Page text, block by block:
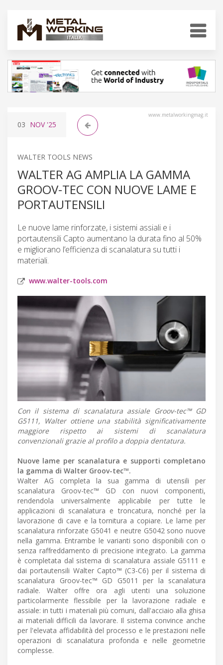
www.metalworkingmag.it
03 NOV'25
WALTER TOOLS NEWS
WALTER AG AMPLIA LA GAMMA
GROOV-TEC CON NUOVE LAME E
PORTAUTENSILI
Le nuove lame rinforzate, i sistemi assiali e i
portautensili Capto aumentano la durata fino al 50%
e migliorano l’efficienza di scanalatura su tutti i
materiali.
www.walter-tools.com
Con il sistema di scanalatura assiale Groov-tec™ GD
G5111, Walter ottiene una stabilità significativamente
maggiore rispetto ai sistemi di scanalatura
convenzionali grazie al profilo a doppia dentatura.
Nuove lame per scanalatura e supporti completano
la gamma di Walter Groov-tec™.
Walter AG completa la sua gamma di utensili per
scanalatura Groov-tec™ GD con nuovi componenti,
rendendola universalmente applicabile per tutte le
applicazioni di scanalatura e troncatura, nonché per la
lavorazione di cave e la tornitura a copiare. Le lame per
scanalatura rinforzate G5041 e neutre G5042 sono nuove
nella gamma. Entrambe le varianti sono disponibili con o
senza raffreddamento di precisione integrato. La gamma
è completata dal sistema di scanalatura assiale G5111 e
dai portautensili Walter Capto™ (C3-C6) per il sistema di
scanalatura Groov-tec™ GD G5011 per la scanalatura
radiale. Walter offre ora agli utenti una soluzione
particolarmente flessibile per la lavorazione radiale e
assiale: in tutti i materiali più comuni, dall'acciaio alla ghisa
ai materiali difficili da lavorare. Il sistema convince anche
per l'elevata affidabilità del processo e le prestazioni nelle
operazioni di scanalatura profonda e nelle geometrie
complesse.